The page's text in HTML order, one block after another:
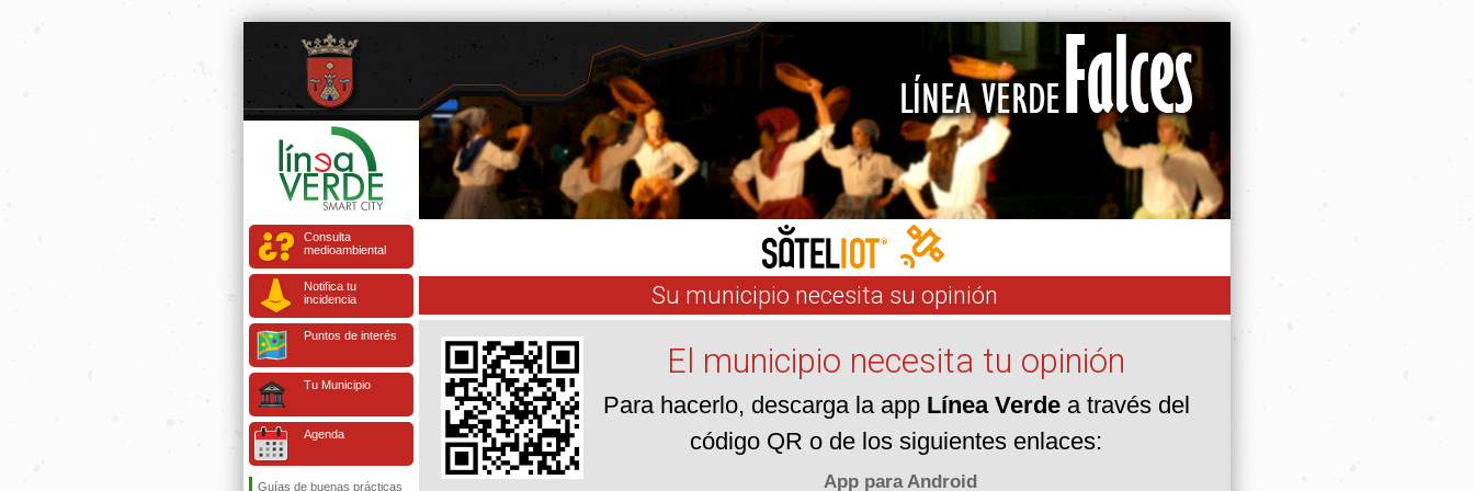
Consulta
medioambiental
Notifica tu
incidencia
Puntos de interés
Tu Municipio
Agenda
Guías de buenas prácticas
Su municipio necesita su opinión
El municipio necesita tu opinión
Para hacerlo, descarga la app Línea Verdea través del
código QR o de los siguientes enlaces:
App para Android